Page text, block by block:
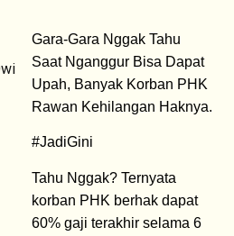
Gara-Gara Nggak Tahu
Saat Nganggur Bisa Dapat
Upah, Banyak Korban PHK
Rawan Kehilangan Haknya.
#JadiGini
Tahu Nggak? Ternyata
korban PHK berhak dapat
60% gaji terakhir selama 6